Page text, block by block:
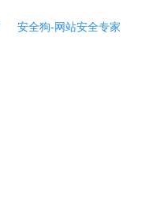
安全狗-网站安全专家